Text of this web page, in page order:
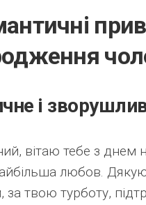
і
вітаю тебе з днем
любов.
за твою турботу,